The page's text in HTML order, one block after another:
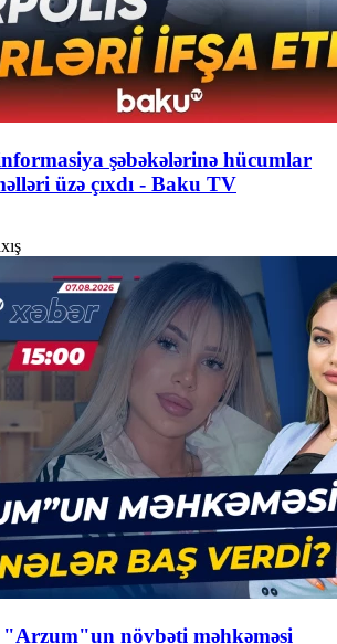
şəbəkələrinə hücumlar
üzə çıxdı - Baku TV
növbəti məhkəməsi